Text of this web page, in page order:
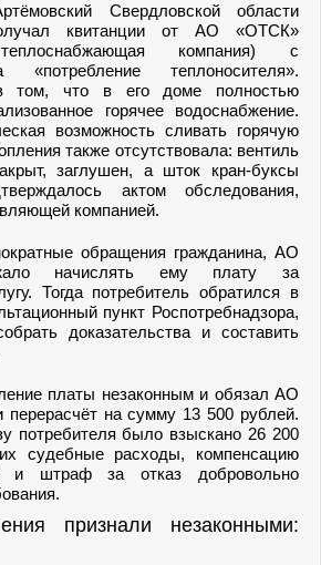
Свердловской области
квитанции от АО «ОТСК»
компания) с
«потребление теплоносителя».
том, что в его доме полностью
горячее водоснабжение.
возможность сливать горячую
также отсутствовала: вентиль
заглушен, а шток кран-буксы
актом обследования,
компанией.
обращения гражданина, АО
начислять ему плату за
Тогда потребитель обратился в
пункт Роспотребнадзора,
доказательства и составить
платы незаконным и обязал АО
перерасчёт на сумму 13 500 рублей.
потребителя было взыскано 26 200
судебные расходы, компенсацию
и штраф за отказ добровольно
признали незаконными: